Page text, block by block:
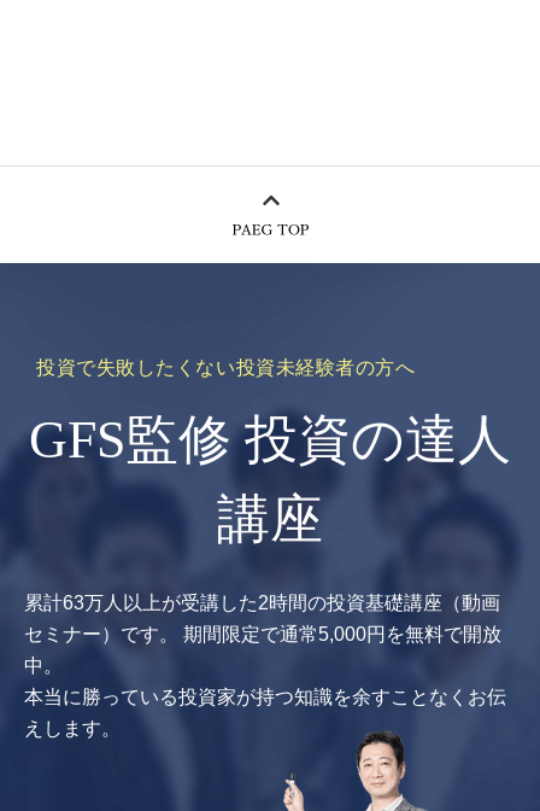
投資で失敗したくない投資未経験者の方へ
GFS監修 投資の達人
講座
累計63万人以上が受講した2時間の投資基礎講座（動画
セミナー）です。
期間限定で通常5,000円を無料で開放
中。
本当に勝っている投資家が持つ知識を余すことなくお伝
えします。